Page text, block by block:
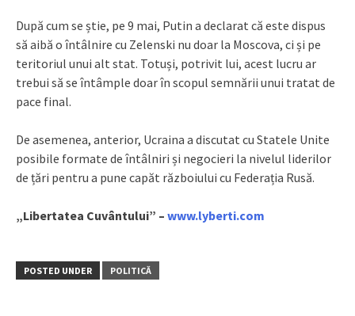
După cum se știe, pe 9 mai, Putin a declarat că este dispus
să aibă o întâlnire cu Zelenski nu doar la Moscova, ci și pe
teritoriul unui alt stat. Totuși, potrivit lui, acest lucru ar
trebui să se întâmple doar în scopul semnării unui tratat de
pace final.
De asemenea, anterior, Ucraina a discutat cu Statele Unite
posibile formate de întâlniri și negocieri la nivelul liderilor
de țări pentru a pune capăt războiului cu Federația Rusă.
„Libertatea Cuvântului” – www.lyberti.com
POSTED UNDER POLITICĂ